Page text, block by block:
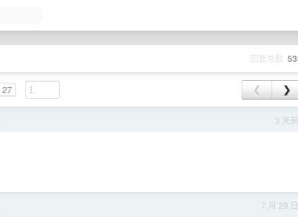
回复总数
27 ❮ ❯
3 天前
7 月 29 日